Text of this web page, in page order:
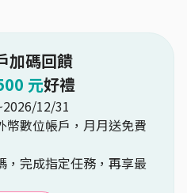
加碼回饋
元好禮
12/31
幣數位帳戶，月月送免費
，完成指定任務，再享最